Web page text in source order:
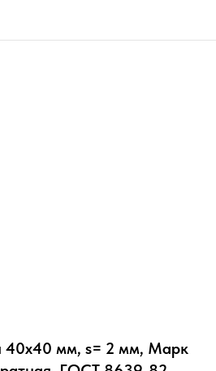
40х40 мм, s= 2 мм, Марк